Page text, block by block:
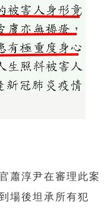
蕭淳尹在審理此案
場後坦承所有犯